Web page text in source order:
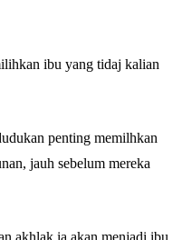
ibu yang tidaj kalian
penting memilhkan
jauh sebelum mereka